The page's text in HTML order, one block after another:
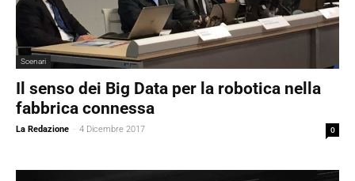
Scenari
Il senso dei Big Data per la robotica nella
fabbrica connessa
La Redazione - 4 Dicembre 2017 0